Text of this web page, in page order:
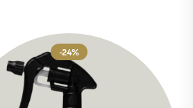
-24%